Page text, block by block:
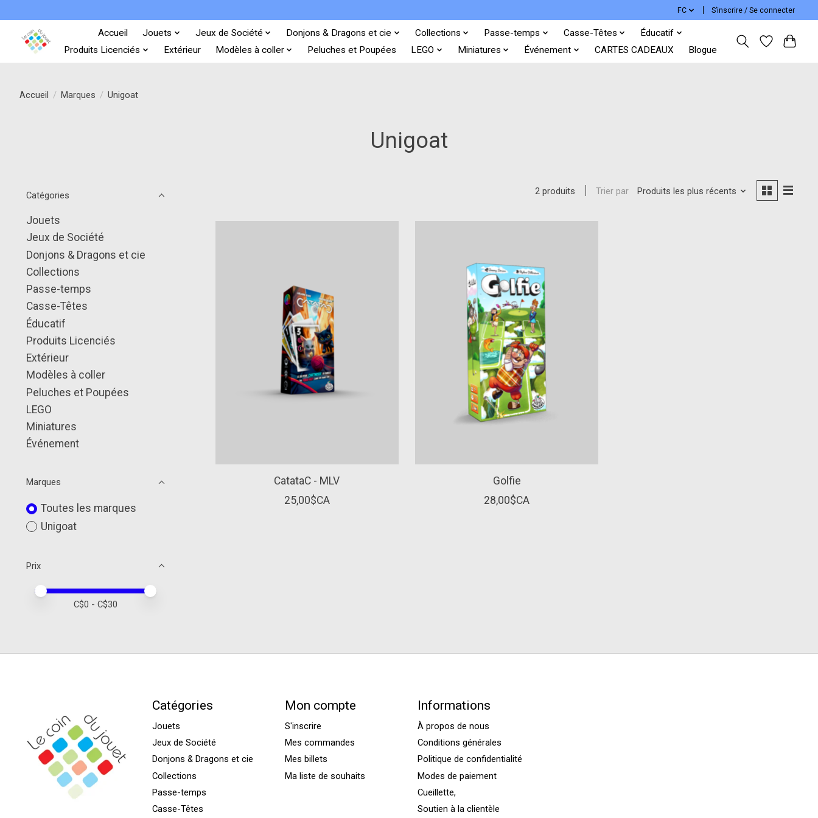
FC S’inscrire / Se connecter
Accueil Jouets Jeux de Société Donjons & Dragons et cie Collections Passe-temps Casse-Têtes
Éducatif
Produits Licenciés
Extérieur Modèles à coller Peluches et Poupées LEGO Miniatures Événement CARTES CADEAUX Blogue
Accueil / Marques / Unigoat
Unigoat
Catégories
Jouets
Jeux de Société
Donjons & Dragons et cie
Collections
Passe-temps
Casse-Têtes
Éducatif
Produits Licenciés
Extérieur
Modèles à coller
Peluches et Poupées
LEGO
Miniatures
Événement
Marques
Toutes les marques
Unigoat
Prix
Prix minimum
Price maximum value
C$0 - C$30
2 produits Trier par Produits les plus récents
CatataC - MLV
25,00$CA
Golfie
28,00$CA
Catégories
Jouets
Jeux de Société
Donjons & Dragons et cie
Collections
Passe-temps
Casse-Têtes
Mon compte
S'inscrire
Mes commandes
Mes billets
Ma liste de souhaits
Informations
À propos de nous
Conditions générales
Politique de confidentialité
Modes de paiement
Cueillette,
Soutien à la clientèle